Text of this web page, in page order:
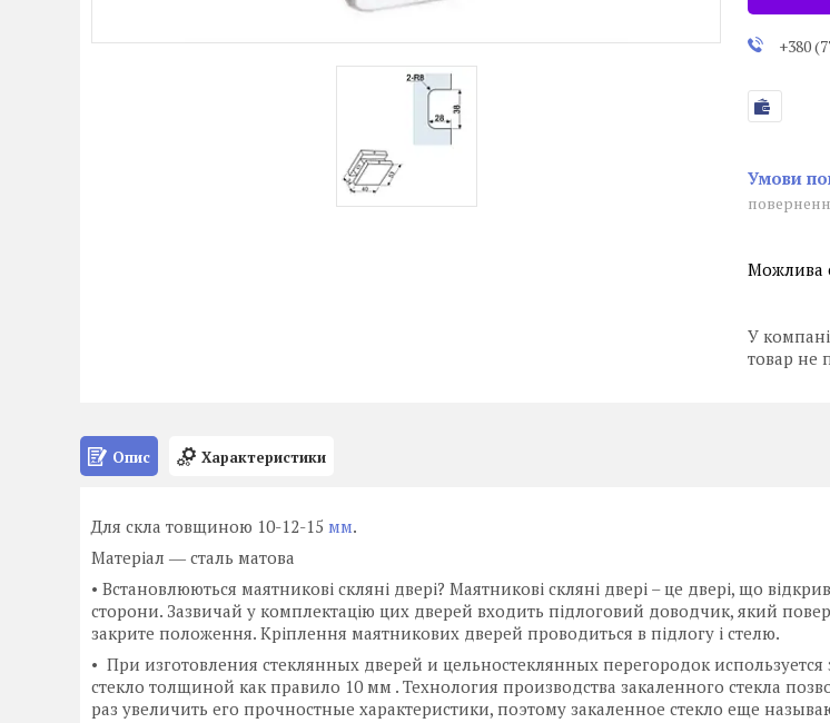
+380
У
товар не
Опис Характеристики
Для скла товщиною 10-12-15 мм.
Матеріал ― сталь матова
• Встановлюються маятникові скляні двері? Маятникові скляні двері – це двері, що
сторони. Зазвичай у комплектацію цих дверей входить підлоговий доводчик, який
закрите положення. Кріплення маятникових дверей проводиться в підлогу і стелю.
• При изготовления стеклянных дверей и цельностеклянных перегородок используется
стекло толщиной как правило 10 мм . Технология производства закаленного стекла
раз увеличить его прочностные характеристики, поэтому закаленное стекло еще